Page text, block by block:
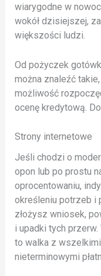
wiarygodne w
wokół dzisiejszej,
większości ludzi.
Od pożyczek
można znaleźć
możliwość
ocenę kredytową.
Strony internetowe
Jeśli chodzi o
opon lub po prostu
oprocentowaniu,
określeniu potrzeb i
złożysz wniosek,
i upadki tych
to walka z
nieterminowymi